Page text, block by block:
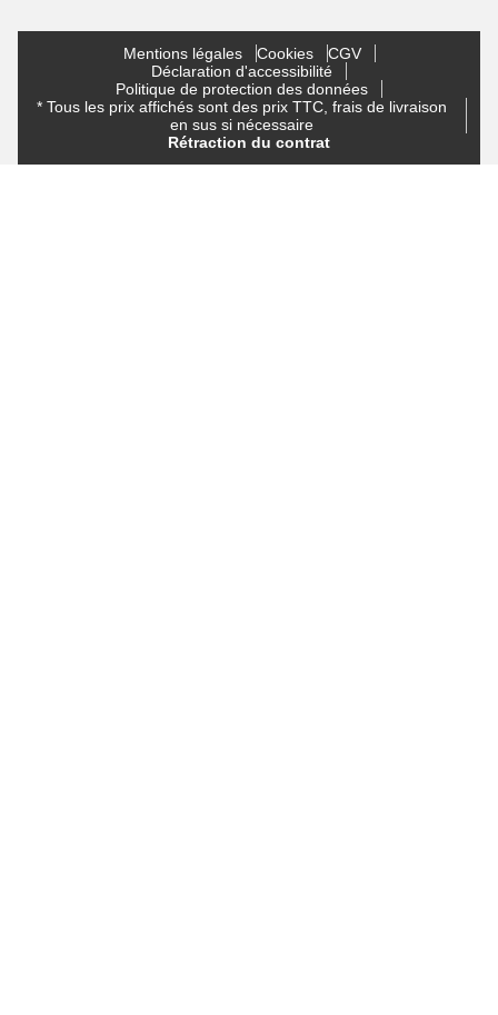
Mentions légales Cookies
CGV
Déclaration d'accessibilité
Politique de protection des données
* Tous les prix affichés sont des prix TTC, frais de livraison
en sus si nécessaire
Rétraction du contrat